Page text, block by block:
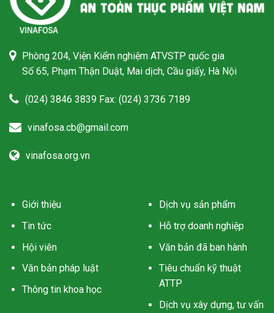
Phòng 204, Viện Kiểm nghiệm ATVSTP quốc gia
Số 65, Phạm Thận Duật, Mai dịch, Cầu giấy, Hà Nội
(024) 3846 3839 Fax: (024) 3736 7189
vinafosa.cb@gmail.com
vinafosa.org.vn
Giới thiệu
Tin tức
Hội viên
Văn bản pháp luật
Thông tin khoa học
Dịch vụ sản phẩm
Hỗ trợ doanh nghiệp
Văn bản đã ban hành
Tiêu chuẩn kỹ thuật
ATTP
Dịch vụ xây dựng, tư vấn